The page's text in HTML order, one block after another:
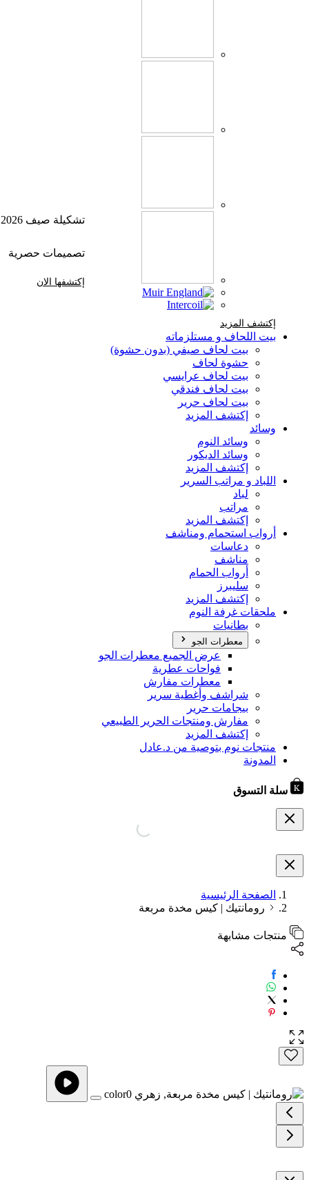
إكتشف المزيد
تشكيلة صيف 2026
تصميمات حصرية
إكتشفها الان
بيت اللحاف و مستلزماته
بيت لحاف صيفي (بدون حشوة)
حشوة لحاف
بيت لحاف عرايسي
بيت لحاف فندقي
بيت لحاف حرير
إكتشف المزيد
وسائد
وسائد النوم
وسائد الديكور
إكتشف المزيد
اللباد و مراتب السرير
لباد
مراتب
إكتشف المزيد
أرواب استحمام ومناشف
دعاسات
مناشف
أرواب الحمام
سليبرز
إكتشف المزيد
ملحقات غرفة النوم
بطانيات
معطرات الجو
عرض الجميع معطرات الجو
فواحات عطرية
معطرات مفارش
شراشف وأغطية سرير
بيجامات حرير
مفارش ومنتجات الحرير الطبيعي
إكتشف المزيد
منتجات نوم بتوصية من د.عادل
المدونة
سلة التسوق
الصفحة الرئيسية
رومانتيك | كيس مخدة مربعة
منتجات مشابهة